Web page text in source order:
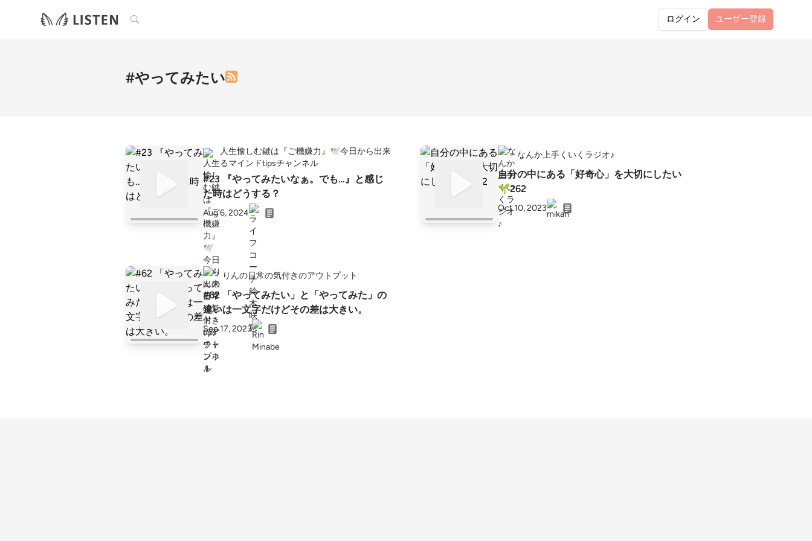
検索 ログイン ユーザー登録
#やってみたい
人生愉しむ鍵は『ご機嫌力』🕊️今日から出来
るマインドtipsチャンネル
#23 『やってみたいなぁ。でも…』と感じ
た時はどうする？
Aug 6, 2024
なんか上手くいくラジオ♪
自分の中にある「好奇心」を大切にしたい
🌱262
Oct 10, 2023
りんの日常の気付きのアウトプット
#62 「やってみたい」と「やってみた」の
違いは一文字だけどその差は大きい。
Sep 17, 2023